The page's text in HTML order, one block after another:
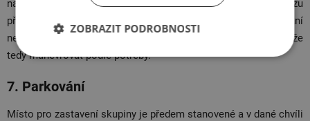
nalevo, atd. Takto mají motorkáři nejen lepší přehled o provozu
před sebou, ale také více prostoru na případné manévrování
nebo brzdění. Poslední jezdec nemá stanovenou pozici, může
tedy manévrovat podle potřeby.
7. Parkování
Místo pro zastavení skupiny je předem stanovené a v dané chvíli
ZOBRAZIT PODROBNOSTI